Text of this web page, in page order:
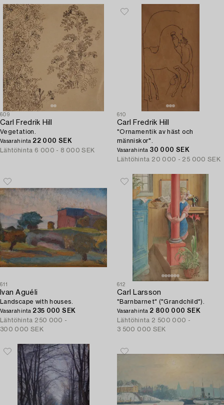
609
Carl Fredrik Hill
Vegetation.
Vasarahinta 22 000 SEK
Lähtöhinta 6 000 - 8 000 SEK
610
Carl Fredrik Hill
"Ornamentik av häst och
människor".
Vasarahinta 30 000 SEK
Lähtöhinta 20 000 - 25 000 SEK
611
Ivan Aguéli
Landscape with houses.
Vasarahinta 235 000 SEK
Lähtöhinta 250 000 -
300 000 SEK
612
Carl Larsson
"Barnbarnet" ("Grandchild").
Vasarahinta 2 800 000 SEK
Lähtöhinta 2 500 000 -
3 500 000 SEK